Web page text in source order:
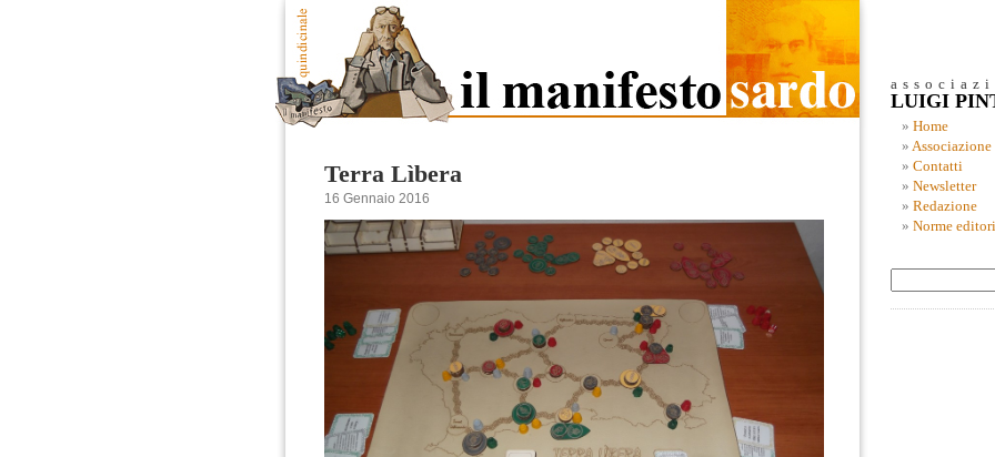
Terra Lìbera
16 Gennaio 2016
LUIGI
Home
Associazione
Contatti
Newsletter
Redazione
Norme